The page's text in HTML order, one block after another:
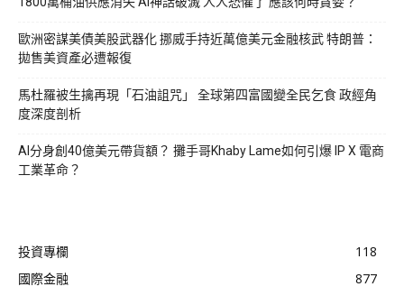
歐洲密謀美債美股武器化 挪威手持近萬億美元金融核武 特朗普：
拋售美資產必遭報復
馬杜羅被生擒再現「石油詛咒」 全球第四富國變全民乞食 政經角
度深度剖析
AI分身創40億美元帶貨額？ 攤手哥Khaby Lame如何引爆 IP X 電商
工業革命？
投資專欄
118
國際金融
877